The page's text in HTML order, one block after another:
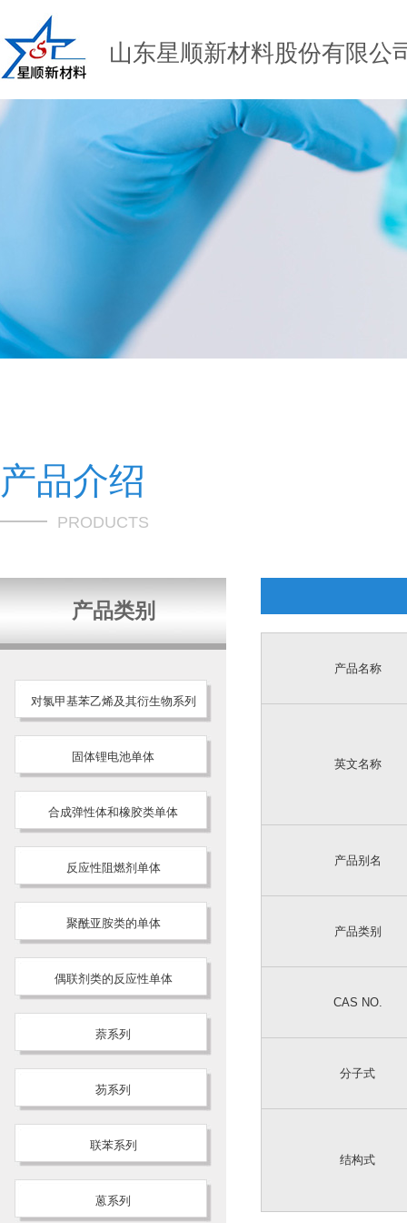
山东星顺新材料股份有限公
产品介绍
PRODUCTS
产品类别
对氯甲基苯乙烯及其衍生物系列
固体锂电池单体
合成弹性体和橡胶类单体
反应性阻燃剂单体
聚酰亚胺类的单体
偶联剂类的反应性单体
萘系列
芴系列
联苯系列
蒽系列
产品名称
英文名称
产品别名
产品类别
CAS NO.
分子式
结构式